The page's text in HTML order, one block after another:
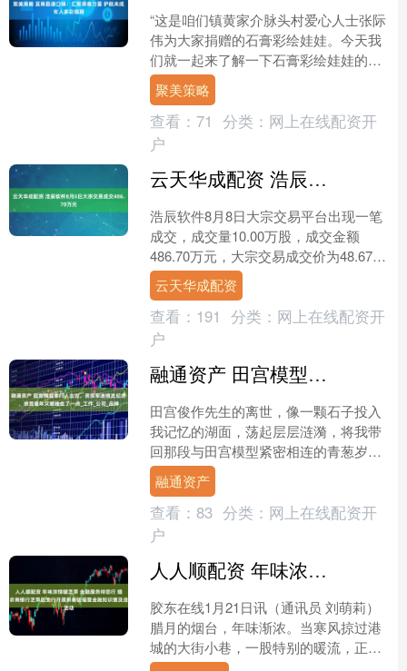
“这是咱们镇黄家介脉头村爱心人士张际
伟为大家捐赠的石膏彩绘娃娃。今天我
们就一起来了解一下石膏彩绘娃娃的制
作过程。”说话间，莒南县道口镇籍暑期
返乡大学生朱孟莹手持....
聚美策略
查看： 71 分类： 网上在线配资开
户
云天华成配资 浩辰软件8月8日大宗交易成交486.70万元
浩辰软件8月8日大宗交易平台出现一笔
成交，成交量10.00万股，成交金额
486.70万元，大宗交易成交价为48.67
元，相对今日收盘价折价0.79%。该笔
交易的....
云天华成配资
查看： 191 分类： 网上在线配资开
户
融通资产 田宫模型掌门人去世，资深军迷模友纪念，感觉童年又被抽走了一点_工作_公司_品牌
田宫俊作先生的离世，像一颗石子投入
我记忆的湖面，荡起层层涟漪，将我带
回那段与田宫模型紧密相连的青葱岁
月。最初在模型群中惊闻噩耗，我的思
绪仿佛凝固，一种童年被抽离....
融通资产
查看： 83 分类： 网上在线配资开
户
人人顺配资 年味浓情暖芝罘 金融服务伴您行 烟台农商银行芝罘区支行开展新春送福暨金融知识普及活动
胶东在线1月21日讯（通讯员 刘萌莉）
腊月的烟台，年味渐浓。当寒风掠过港
城的大街小巷，一股特别的暖流，正从